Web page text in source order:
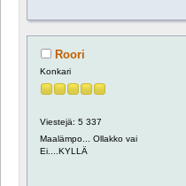
Roori
Konkari
Viestejä: 5 337
Maalämpo... Ollakko vai
Ei....KYLLÄ